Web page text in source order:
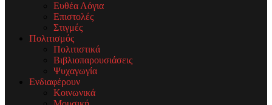
Ευθέα Λόγια
Επιστολές
Στιγμές
Πολιτισμός
Πολιτιστικά
Βιβλιοπαρουσιάσεις
Ψυχαγωγία
Ενδιαφέρουν
Κοινωνικά